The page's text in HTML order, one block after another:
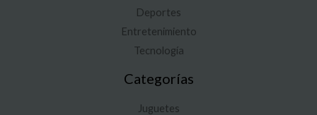
Deportes
Entretenimiento
Tecnología
Categorías
Juguetes